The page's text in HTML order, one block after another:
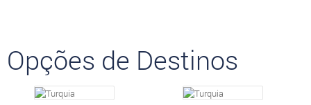
Opções de Destinos